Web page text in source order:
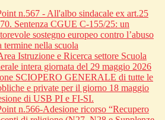
n.567 - All'albo sindacale ex art.25
Sentenza CGUE C‑155/25: un
sostegno europeo contro l’abuso
termine nella scuola
Istruzione e Ricerca settore Scuola
intera giornata del 29 maggio 2026
SCIOPERO GENERALE di tutte le
e private per il giorno 18 maggio
di USB PI e FI-SI.
n.566-Adesione ricorso “Recupero